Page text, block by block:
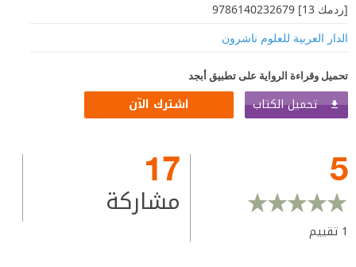
[ردمك 13] 9786140232679
الدار العربية للعلوم ناشرون
تحميل وقراءة الرواية على تطبيق أبجد
تحميل الكتاب اشترك الآن
5
1 تقييم
17
مشاركة